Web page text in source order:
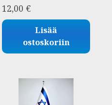
12,00 €
Lisää
ostoskoriin